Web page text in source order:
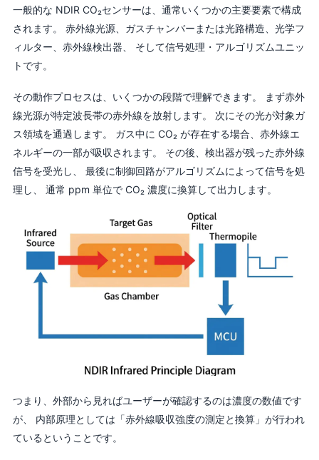
一般的な NDIR CO₂センサーは、通常いくつかの主要要素で構成
されます。 赤外線光源、ガスチャンバーまたは光路構造、光学フ
ィルター、赤外線検出器、 そして信号処理・アルゴリズムユニッ
トです。
その動作プロセスは、いくつかの段階で理解できます。 まず赤外
線光源が特定波長帯の赤外線を放射します。 次にその光が対象ガ
ス領域を通過します。 ガス中に CO₂ が存在する場合、赤外線エ
ネルギーの一部が吸収されます。 その後、検出器が残った赤外線
信号を受光し、 最後に制御回路がアルゴリズムによって信号を処
理し、 通常 ppm 単位で CO₂ 濃度に換算して出力します。
つまり、外部から見ればユーザーが確認するのは濃度の数値です
が、 内部原理としては「赤外線吸収強度の測定と換算」が行われ
ているということです。